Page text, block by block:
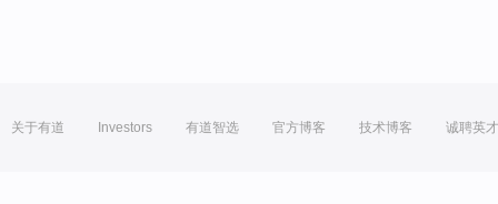
关于有道 Investors 有道智选 官方博客 技术博客 诚聘英才